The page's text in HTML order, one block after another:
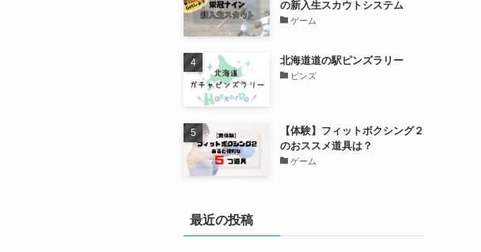
の新入生スカウトシステム
ゲーム
北海道道の駅ピンズラリー
ピンズ
【体験】フィットボクシング２
のおススメ道具は？
ゲーム
最近の投稿